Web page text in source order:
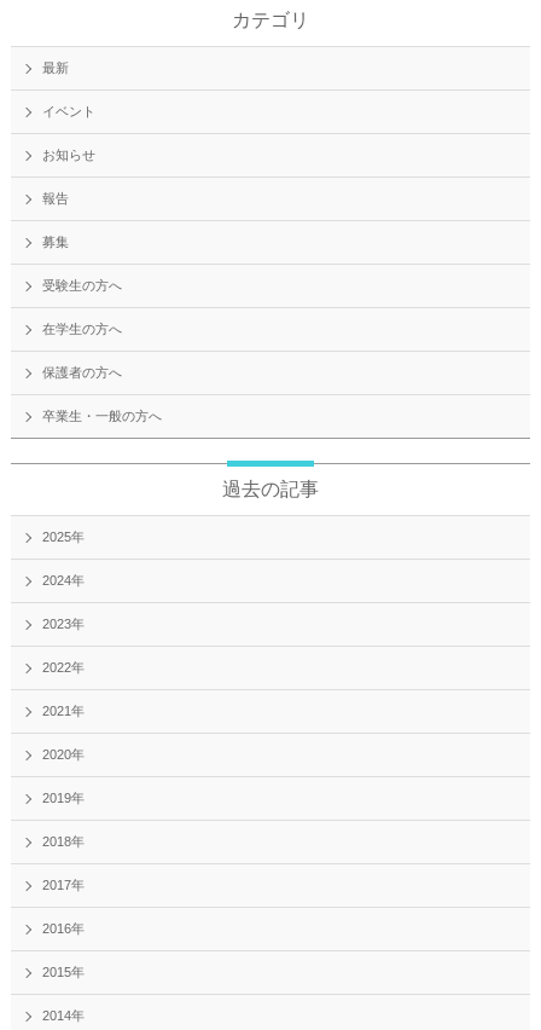
カテゴリ
最新
イベント
お知らせ
報告
募集
受験生の方へ
在学生の方へ
保護者の方へ
卒業生・一般の方へ
過去の記事
2025年
2024年
2023年
2022年
2021年
2020年
2019年
2018年
2017年
2016年
2015年
2014年